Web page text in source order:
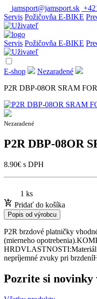
jamsport@jamsport.sk
Servis Požičovňa E-BIKE
Servis Požičovňa E-BIKE
E-shop
Nezaradené
P2R DBP-08OR SRAM
Nezaradené
P2R DBP-08OR
8.90€ s DPH
1 ks
Pridať do košíka
Popis od výrobcu
P2R brzdové platničky
(mierneho
HRDVLASTNOSTI:Materiál:
nepríjemné zvuky pri
Pozrite si novinky